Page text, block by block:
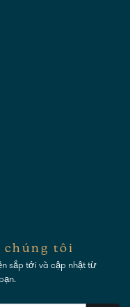
chúng tôi
sắp tới và cập nhật từ